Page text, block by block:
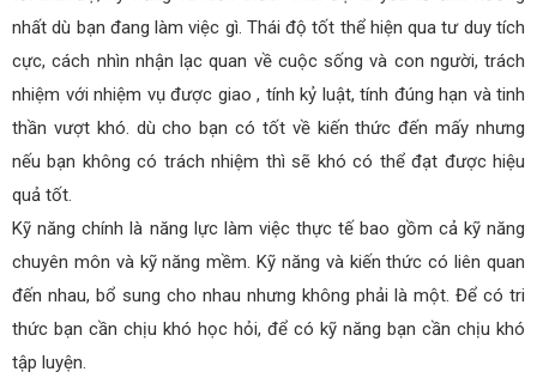
nhất dù bạn đang làm việc gì. Thái độ tốt thể hiện qua tư duy tích
cực, cách nhìn nhận lạc quan về cuộc sống và con người, trách
nhiệm với nhiệm vụ được giao , tính kỷ luật, tính đúng hạn và tinh
thần vượt khó. dù cho bạn có tốt về kiến thức đến mấy nhưng
nếu bạn không có trách nhiệm thì sẽ khó có thể đạt được hiệu
quả tốt.
Kỹ năng chính là năng lực làm việc thực tế bao gồm cả kỹ năng
chuyên môn và kỹ năng mềm. Kỹ năng và kiến thức có liên quan
đến nhau, bổ sung cho nhau nhưng không phải là một. Để có tri
thức bạn cần chịu khó học hỏi, để có kỹ năng bạn cần chịu khó
tập luyện.